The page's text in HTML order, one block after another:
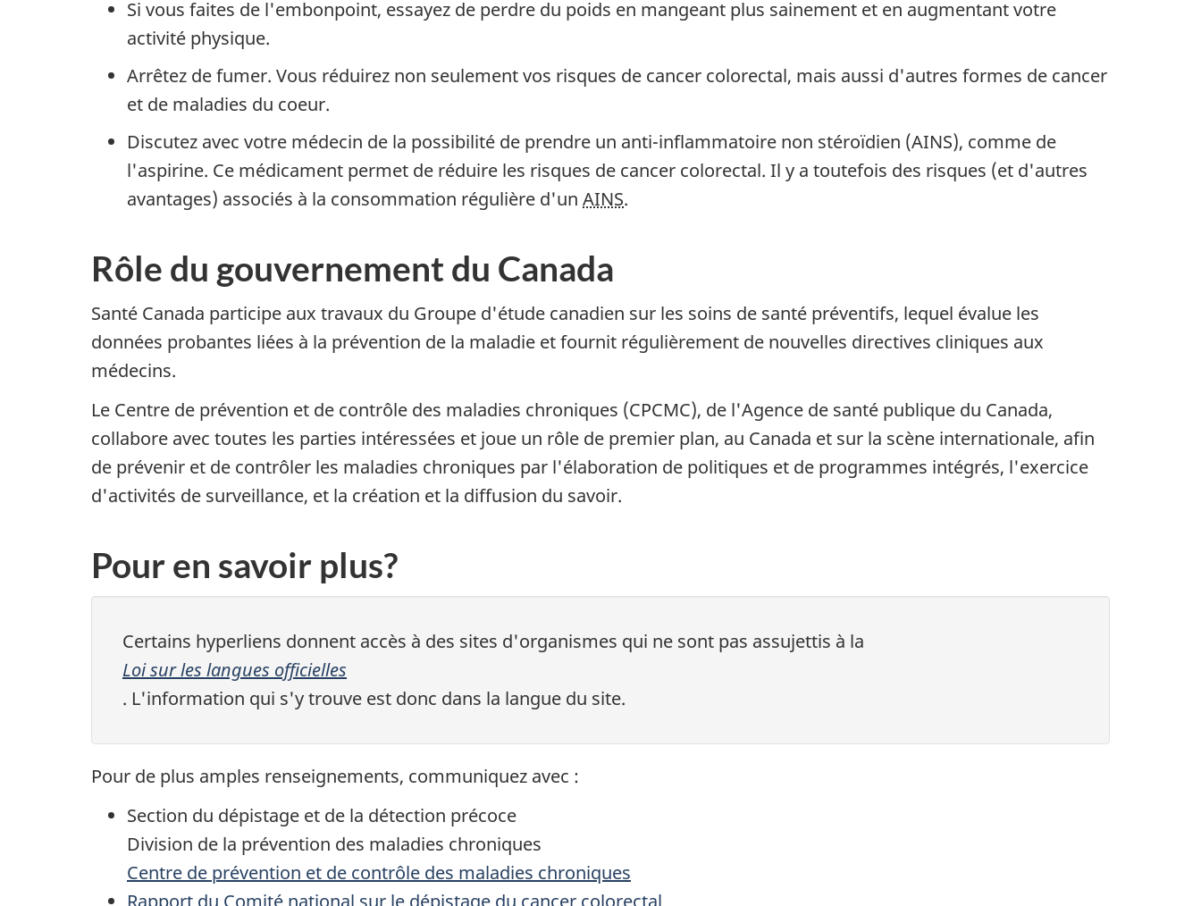
Si vous faites de l'embonpoint, essayez de perdre du poids en mangeant plus sainement et en augmentant votre
activité physique.
Arrêtez de fumer. Vous réduirez non seulement vos risques de cancer colorectal, mais aussi d'autres formes de cancer
et de maladies du coeur.
Discutez avec votre médecin de la possibilité de prendre un anti-inflammatoire non stéroïdien (AINS), comme de
l'aspirine. Ce médicament permet de réduire les risques de cancer colorectal. Il y a toutefois des risques (et d'autres
avantages) associés à la consommation régulière d'un AINS.
Rôle du gouvernement du Canada
Santé Canada participe aux travaux du Groupe d'étude canadien sur les soins de santé préventifs, lequel évalue les
données probantes liées à la prévention de la maladie et fournit régulièrement de nouvelles directives cliniques aux
médecins.
Le Centre de prévention et de contrôle des maladies chroniques (CPCMC), de l'Agence de santé publique du Canada,
collabore avec toutes les parties intéressées et joue un rôle de premier plan, au Canada et sur la scène internationale, afin
de prévenir et de contrôler les maladies chroniques par l'élaboration de politiques et de programmes intégrés, l'exercice
d'activités de surveillance, et la création et la diffusion du savoir.
Pour en savoir plus?
Certains hyperliens donnent accès à des sites d'organismes qui ne sont pas assujettis à la
Loi sur les langues officielles
. L'information qui s'y trouve est donc dans la langue du site.
Pour de plus amples renseignements, communiquez avec :
Section du dépistage et de la détection précoce
Division de la prévention des maladies chroniques
Centre de prévention et de contrôle des maladies chroniques
Rapport du Comité national sur le dépistage du cancer colorectal